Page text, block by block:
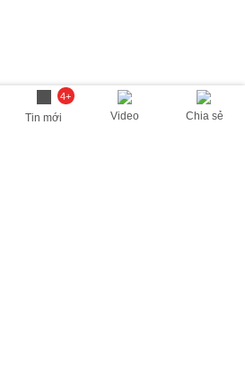
4+
Tin mới Video Chia sẻ